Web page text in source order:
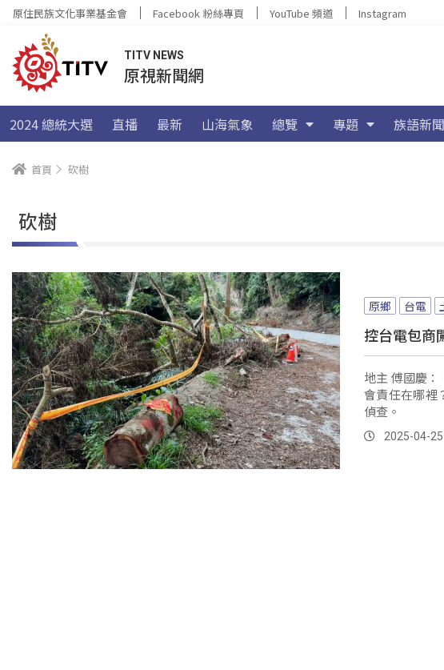
原住民族文化事業基金會 Facebook 粉絲專頁 YouTube 頻道 Instagram
TITV NEWS
原視新聞網
2024 總統大選 直播 最新 山海氣象 總覽 專題 族語新聞
首頁 砍樹
砍樹
原鄉 台電
控台電包商
地主 傅國慶
會責任在哪裡
偵查。
2025-04-